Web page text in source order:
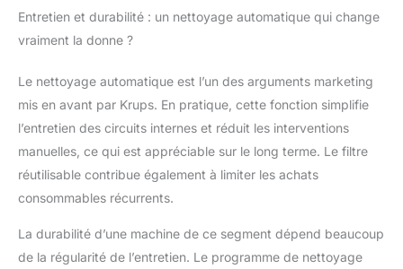
Entretien et durabilité : un nettoyage automatique qui change
vraiment la donne ?
Le nettoyage automatique est l’un des arguments marketing
mis en avant par Krups. En pratique, cette fonction simplifie
l’entretien des circuits internes et réduit les interventions
manuelles, ce qui est appréciable sur le long terme. Le filtre
réutilisable contribue également à limiter les achats
consommables récurrents.
La durabilité d’une machine de ce segment dépend beaucoup
de la régularité de l’entretien. Le programme de nettoyage